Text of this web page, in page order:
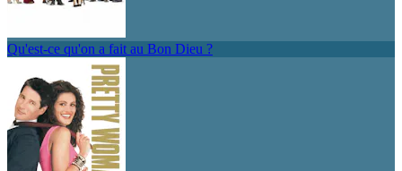
Qu'est-ce qu'on a fait au Bon Dieu ?